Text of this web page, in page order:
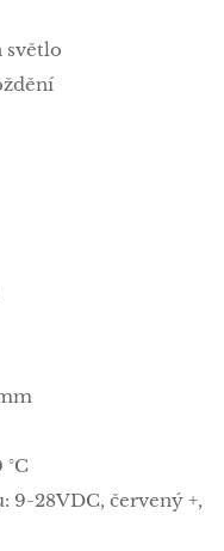
světlo
9-28VDC, červený +,